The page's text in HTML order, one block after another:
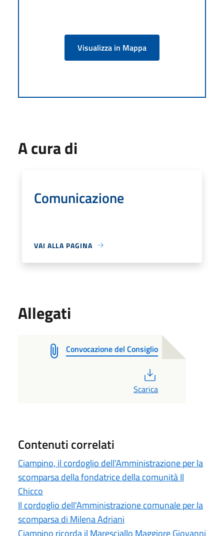
Visualizza in Mappa
A cura di
Comunicazione
VAI ALLA PAGINA
Allegati
Convocazione del Consiglio
Scarica
Contenuti correlati
Ciampino, il cordoglio dell'Amministrazione per la
scomparsa della fondatrice della comunità Il
Chicco
Il cordoglio dell'Amministrazione comunale per la
scomparsa di Milena Adriani
Ciampino ricorda il Maresciallo Maggiore Giovanni